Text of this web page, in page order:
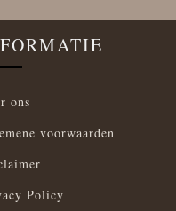
ons
voorwaarden
Policy